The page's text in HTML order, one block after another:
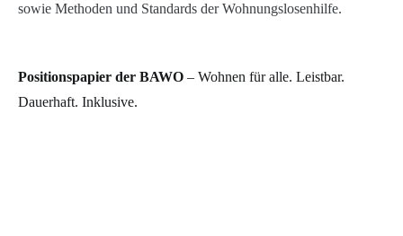
sowie Methoden und Standards der Wohnungslosenhilfe.
Positionspapier der BAWO – Wohnen für alle. Leistbar.
Dauerhaft. Inklusive.